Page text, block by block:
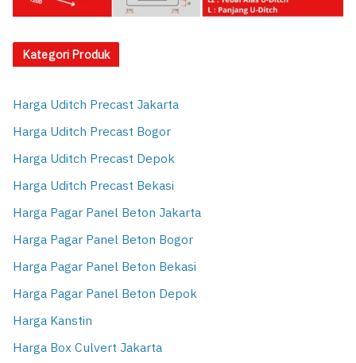
Kategori Produk
Harga Uditch Precast Jakarta
Harga Uditch Precast Bogor
Harga Uditch Precast Depok
Harga Uditch Precast Bekasi
Harga Pagar Panel Beton Jakarta
Harga Pagar Panel Beton Bogor
Harga Pagar Panel Beton Bekasi
Harga Pagar Panel Beton Depok
Harga Kanstin
Harga Box Culvert Jakarta